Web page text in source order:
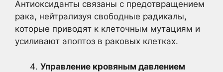
Антиоксиданты связаны с предотвращением
рака, нейтрализуя свободные радикалы,
которые приводят к клеточным мутациям и
усиливают апоптоз в раковых клетках.
Управление кровяным давлением